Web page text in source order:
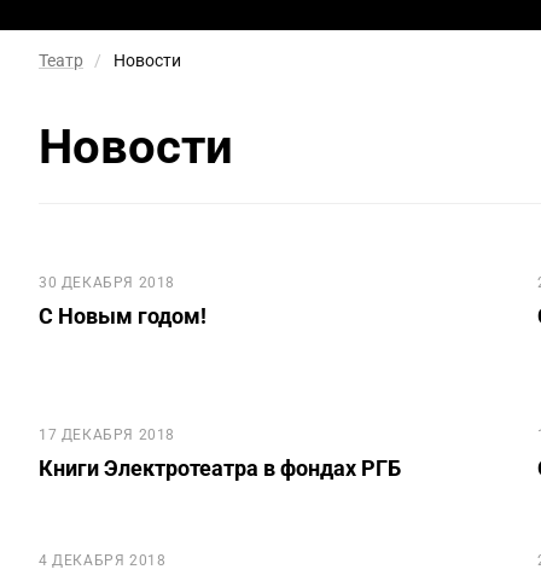
Театр / Новости
Новости
30 ДЕКАБРЯ 2018
С Новым годом!
17 ДЕКАБРЯ 2018
Книги Электротеатра в фондах РГБ
4 ДЕКАБРЯ 2018